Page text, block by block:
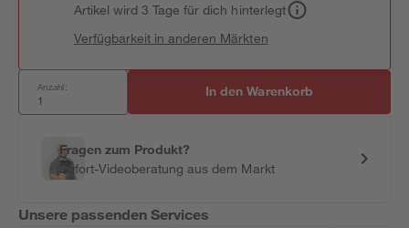
Artikel wird 3 Tage für dich hinterlegt
Verfügbarkeit in anderen Märkten
Anzahl: In den Warenkorb
Fragen zum Produkt?
Sofort-Videoberatung aus dem Markt
Unsere passenden Services